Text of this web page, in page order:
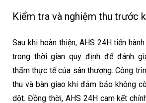
Kiểm tra và nghiệm thu trước
Sau khi hoàn thiện, AHS 24H tiến
trong thời gian quy định để đánh
thấm thực tế của sân thượng. Công
thu và bàn giao khi đảm bảo không
dột. Đồng thời, AHS 24H cam kết